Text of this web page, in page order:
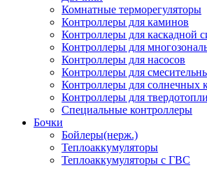
Комнатные терморегуляторы
Контроллеры для каминов
Контроллеры для каскадной
Контроллеры для
Контроллеры для насосов
Контроллеры для
Контроллеры для солнечных
Контроллеры для
Специальные контроллеры
Бочки
Бойлеры(нерж.)
Теплоаккумуляторы
Теплоаккумуляторы с ГВС